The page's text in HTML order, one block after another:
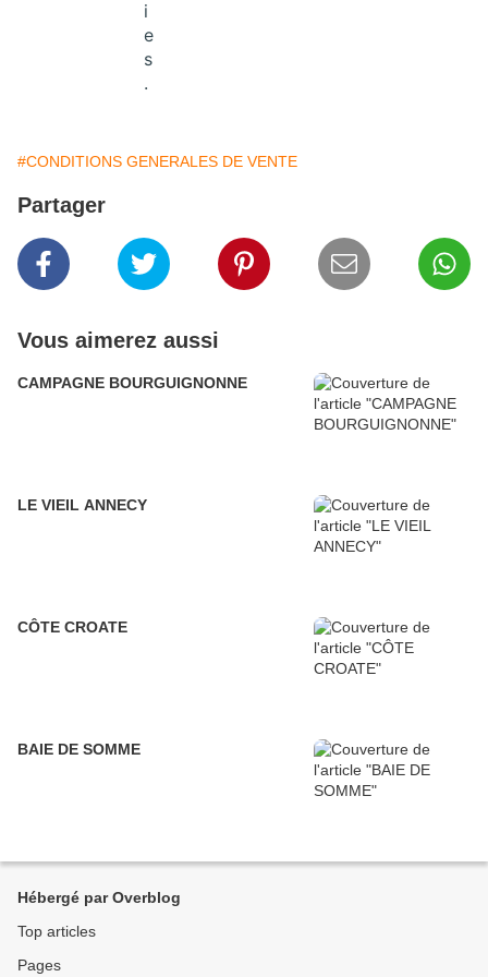
i
e
s
.
#CONDITIONS GENERALES DE VENTE
Partager
Vous aimerez aussi
CAMPAGNE BOURGUIGNONNE
LE VIEIL ANNECY
CÔTE CROATE
BAIE DE SOMME
Hébergé par Overblog
Top articles
Pages